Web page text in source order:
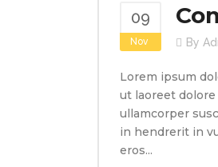
09
Nov By
Lorem ipsum
ut laoreet
ullamcorper
in hendrerit in
eros...